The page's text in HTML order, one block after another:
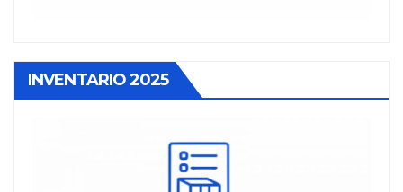
INVENTARIO 2025